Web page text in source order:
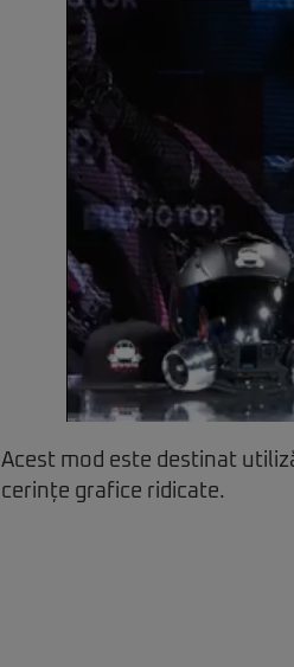
Acest mod este destinat
cerințe grafice ridicate.